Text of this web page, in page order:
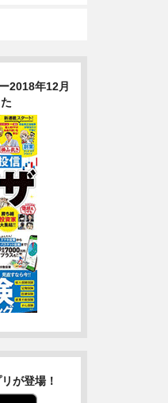
2018年12月
が登場！